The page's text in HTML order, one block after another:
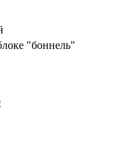
"боннель"